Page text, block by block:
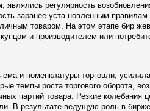
регулярность
заранее уста новленным
товаром. На этом этапе бир
и производителем или
и номенклатуры торговли,
темпы роста торгового оборота,
партий товара. Резкие колебания
В результате ведущую роль в